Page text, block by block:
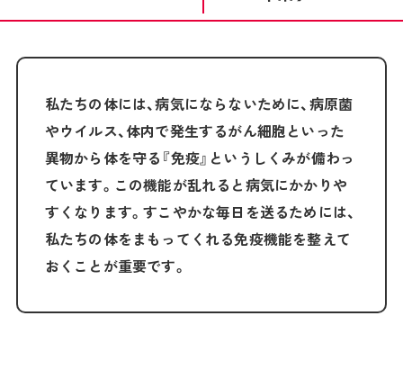
私たちの体には、病気にならないために、病原菌
やウイルス、体内で発生するがん細胞といった
異物から体を守る『免疫』というしくみが備わっ
ています。この機能が乱れると病気にかかりや
すくなります。すこやかな毎日を送るためには、
私たちの体をまもってくれる免疫機能を整えて
おくことが重要です。